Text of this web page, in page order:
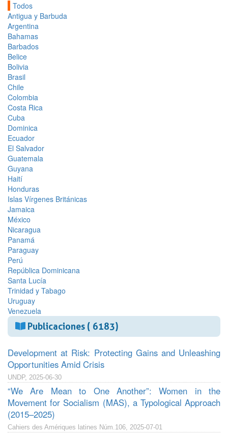
Todos
Antigua y Barbuda
Argentina
Bahamas
Barbados
Belice
Bolivia
Brasil
Chile
Colombia
Costa Rica
Cuba
Dominica
Ecuador
El Salvador
Guatemala
Guyana
Haití
Honduras
Islas Vírgenes Británicas
Jamaica
México
Nicaragua
Panamá
Paraguay
Perú
República Dominicana
Santa Lucía
Trinidad y Tabago
Uruguay
Venezuela
Publicaciones ( 6183)
Development at Risk: Protecting Gains and Unleashing
Opportunities Amid Crisis
UNDP, 2025-06-30
“We Are Mean to One Another”: Women in the
Movement for Socialism (MAS), a Typological Approach
(2015–2025)
Cahiers des Amériques latines Núm.106, 2025-07-01